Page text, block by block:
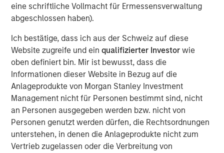
eine schriftliche Vollmacht für Ermessensverwaltung
abgeschlossen haben).
Ich bestätige, dass ich aus der Schweiz auf diese
Website zugreife und ein qualifizierter Investor wie
oben definiert bin. Mir ist bewusst, dass die
Informationen dieser Website in Bezug auf die
Anlageprodukte von Morgan Stanley Investment
Management nicht für Personen bestimmt sind, nicht
an Personen ausgegeben werden bzw. nicht von
Personen genutzt werden dürfen, die Rechtsordnungen
unterstehen, in denen die Anlageprodukte nicht zum
Vertrieb zugelassen oder die Verbreitung von
MSIM Spokesperson
Andrew Szczurowski, CFA
Managing Director